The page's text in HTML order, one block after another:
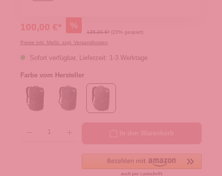
100,00 €* %
125,00 €* (20% gespart)
Preise inkl. MwSt. zzgl. Versandkosten
Sofort verfügbar, Lieferzeit: 1-3 Werktage
Farbe vom Hersteller